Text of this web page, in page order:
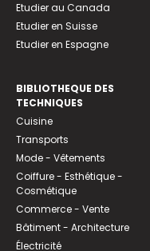
Etudier au Canada
Etudier en Suisse
Etudier en Espagne
BIBLIOTHEQUE DES
TECHNIQUES
Cuisine
Transports
Mode - Vêtements
Coiffure - Esthétique -
Cosmétique
Commerce - Vente
Bâtiment - Architecture
Électricité